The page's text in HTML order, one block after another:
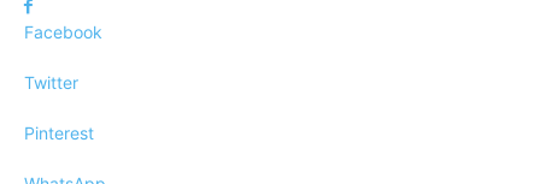
Facebook
Twitter
Pinterest